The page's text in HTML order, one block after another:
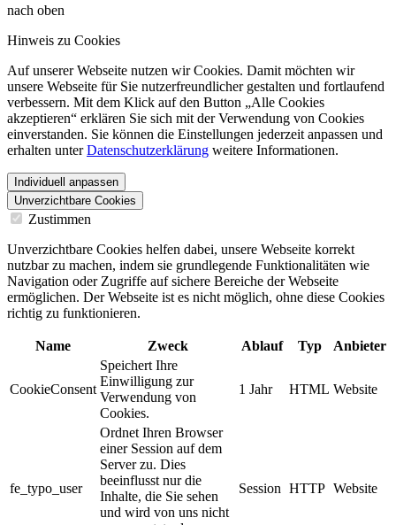
nach oben
Hinweis zu Cookies
Auf unserer Webseite nutzen wir Cookies. Damit möchten wir
unsere Webseite für Sie nutzerfreundlicher gestalten und fortlaufend
verbessern. Mit dem Klick auf den Button „Alle Cookies
akzeptieren“ erklären Sie sich mit der Verwendung von Cookies
einverstanden. Sie können die Einstellungen jederzeit anpassen und
erhalten unterDatenschutzerklärung weitere Informationen.
Individuell anpassen
Unverzichtbare Cookies
Zustimmen
Unverzichtbare Cookies helfen dabei, unsere Webseite korrekt
nutzbar zu machen, indem sie grundlegende Funktionalitäten wie
Navigation oder Zugriffe auf sichere Bereiche der Webseite
ermöglichen. Der Webseite ist es nicht möglich, ohne diese Cookies
richtig zu funktionieren.
Name Zweck Ablauf Typ Anbieter
CookieConsent
Speichert Ihre
Einwilligung zur
Verwendung von
Cookies.
1 Jahr HTML Website
fe_typo_user
Ordnet Ihren Browser
einer Session auf dem
Server zu. Dies
beeinflusst nur die
Inhalte, die Sie sehen
und wird von uns nicht
Session HTTP Website